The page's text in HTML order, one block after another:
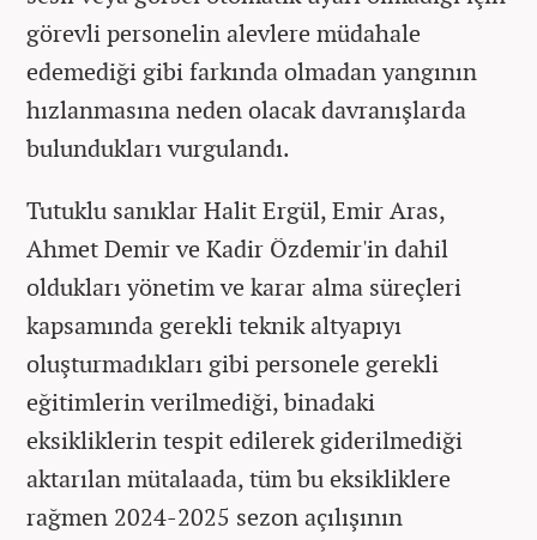
görevli personelin alevlere müdahale
edemediği gibi farkında olmadan yangının
hızlanmasına neden olacak davranışlarda
bulundukları vurgulandı.
Tutuklu sanıklar Halit Ergül, Emir Aras,
Ahmet Demir ve Kadir Özdemir'in dahil
oldukları yönetim ve karar alma süreçleri
kapsamında gerekli teknik altyapıyı
oluşturmadıkları gibi personele gerekli
eğitimlerin verilmediği, binadaki
eksikliklerin tespit edilerek giderilmediği
aktarılan mütalaada, tüm bu eksikliklere
rağmen 2024-2025 sezon açılışının